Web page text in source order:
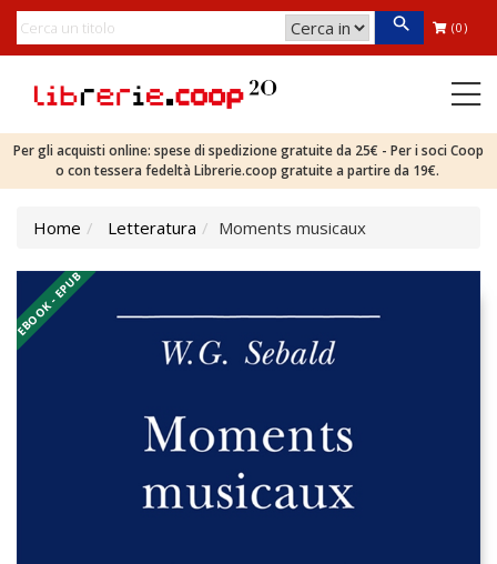
(0)
Per gli acquisti online: spese di spedizione gratuite da 25€ - Per i soci Coop
o con tessera fedeltà Librerie.coop gratuite a partire da 19€.
Home Letteratura Moments musicaux
EBOOK - EPUB